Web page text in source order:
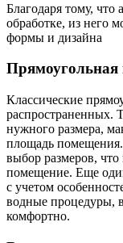
Благодаря тому, что
обработке, из него
формы и дизайна
Прямоугольная
Классические
распространенных.
нужного размера,
площадь
выбор размеров, что
помещение. Еще
с учетом
водные процедуры, в
комфортно.